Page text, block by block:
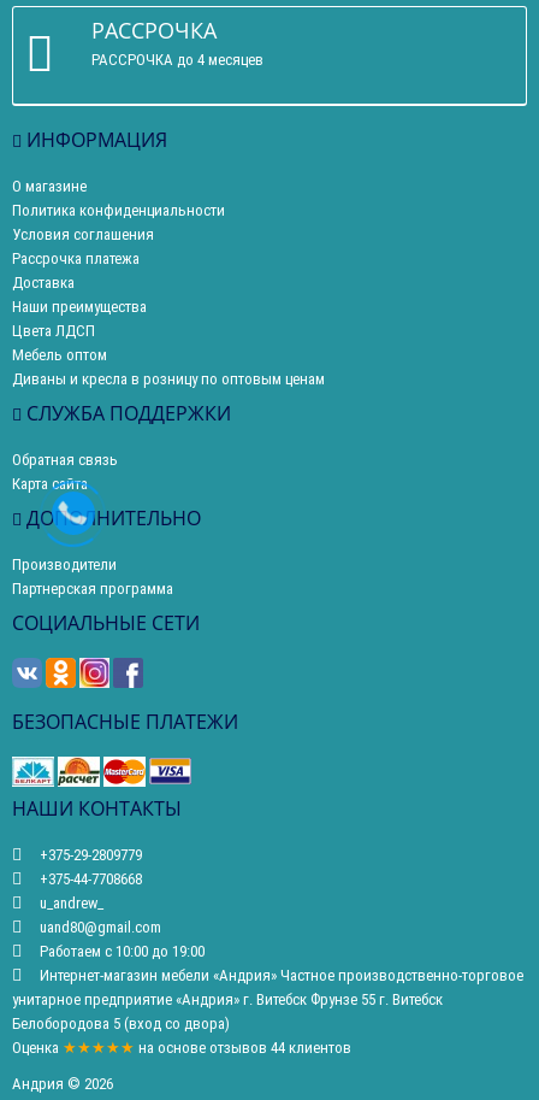
РАССРОЧКА
РАССРОЧКА до 4 месяцев
ИНФОРМАЦИЯ
О магазине
Политика конфиденциальности
Условия соглашения
Рассрочка платежа
Доставка
Наши преимущества
Цвета ЛДСП
Мебель оптом
Диваны и кресла в розницу по оптовым ценам
СЛУЖБА ПОДДЕРЖКИ
Обратная связь
Карта сайта
ДОПОЛНИТЕЛЬНО
Производители
Партнерская программа
СОЦИАЛЬНЫЕ СЕТИ
БЕЗОПАСНЫЕ ПЛАТЕЖИ
НАШИ КОНТАКТЫ
+375-29-2809779
+375-44-7708668
u_andrew_
uand80@gmail.com
Работаем с 10:00 до 19:00
Интернет-магазин мебели «Андрия» Частное производственно-торговое
унитарное предприятие «Андрия» г. Витебск Фрунзе 55 г. Витебск
Белобородова 5 (вход со двора)
Оценка ★★★★★ на основе отзывов 44 клиентов
Андрия © 2026